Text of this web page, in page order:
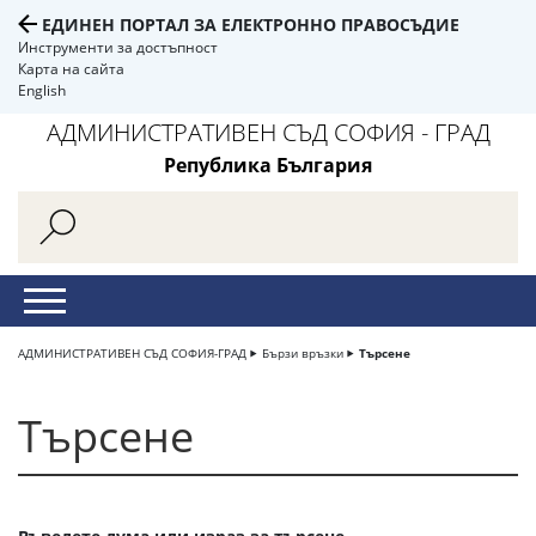
ЕДИНЕН ПОРТАЛ ЗА ЕЛЕКТРОННО ПРАВОСЪДИЕ
Инструменти за достъпност
Карта на сайта
English
АДМИНИСТРАТИВЕН СЪД СОФИЯ - ГРАД
Република България
АДМИНИСТРАТИВЕН СЪД СОФИЯ-ГРАД Бързи връзки Търсене
Търсене